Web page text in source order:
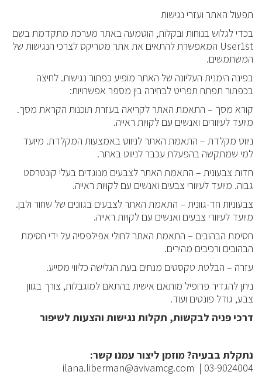
תפעול האתר ועזרי נגישות
בכדי לגלוש בנוחות ובקלות, הוטמעה באתר מערכת מתקדמת בשם
User1st המאפשרת להתאים את אתר מטריקס לצרכי הנגישות של
המשתמשים.
בפינה הימנית העליונה של האתר מופיע כפתור נגישות. לחיצה
בכפתור תפתח תפריט לבחירה בין מספר אפשרויות:
קורא מסך – התאמת האתר לקריאה בעזרת תוכנות הקראת מסך.
מיועד לעיוורים ואנשים עם לקויות ראייה.
ניווט מקלדת – התאמת האתר לניווט באמצעות המקלדת. מיועד
למי שמתקשה בהפעלת עכבר לניווט באתר.
חדות צבעונית – התאמת האתר לצבעים מנוגדים בעלי קונטרסט
גבוה. מיועד לעיוורי צבעים ואנשים עם לקויות ראייה.
צבעוניות חד-גוונית – התאמת האתר לצבעים בגוונים של שחור ולבן.
מיועד לעיוורי צבעים ואנשים עם לקויות ראייה.
חסימת הבהובים – התאמת האתר לחולי אפילפסיה על ידי חסימת
הבהובים ורכיבים מהירים.
עזרה – הבלטת טקסטים מנחים בעת הגלישה כליווי מסייע.
ניתן להגדיר פרופיל מותאם אישית בהתאם למוגבלות, צורך בגוון
צבע, גודל פונטים ועוד.
דרכי פניה לבקשות, תקלות נגישות והצעות לשיפור
נתקלת בבעיה? מוזמן ליצור עמנו קשר:
03-9024004 | ilana.liberman@avivamcg.com